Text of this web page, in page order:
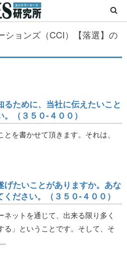
ションズ（CCI）【落選】の
ために、当社に伝えたいこと
（３５０‐４００）
を書かせて頂きます。それは、
げたいことがありますか。あな
ださい。（３５０‐４００）
ットを通じて、出来る限り多く
る」ということです。そして、そ